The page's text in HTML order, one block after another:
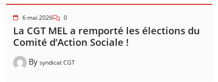
6 mai 2026 0
La CGT MEL a remporté les élections du
Comité d’Action Sociale !
By syndicat CGT